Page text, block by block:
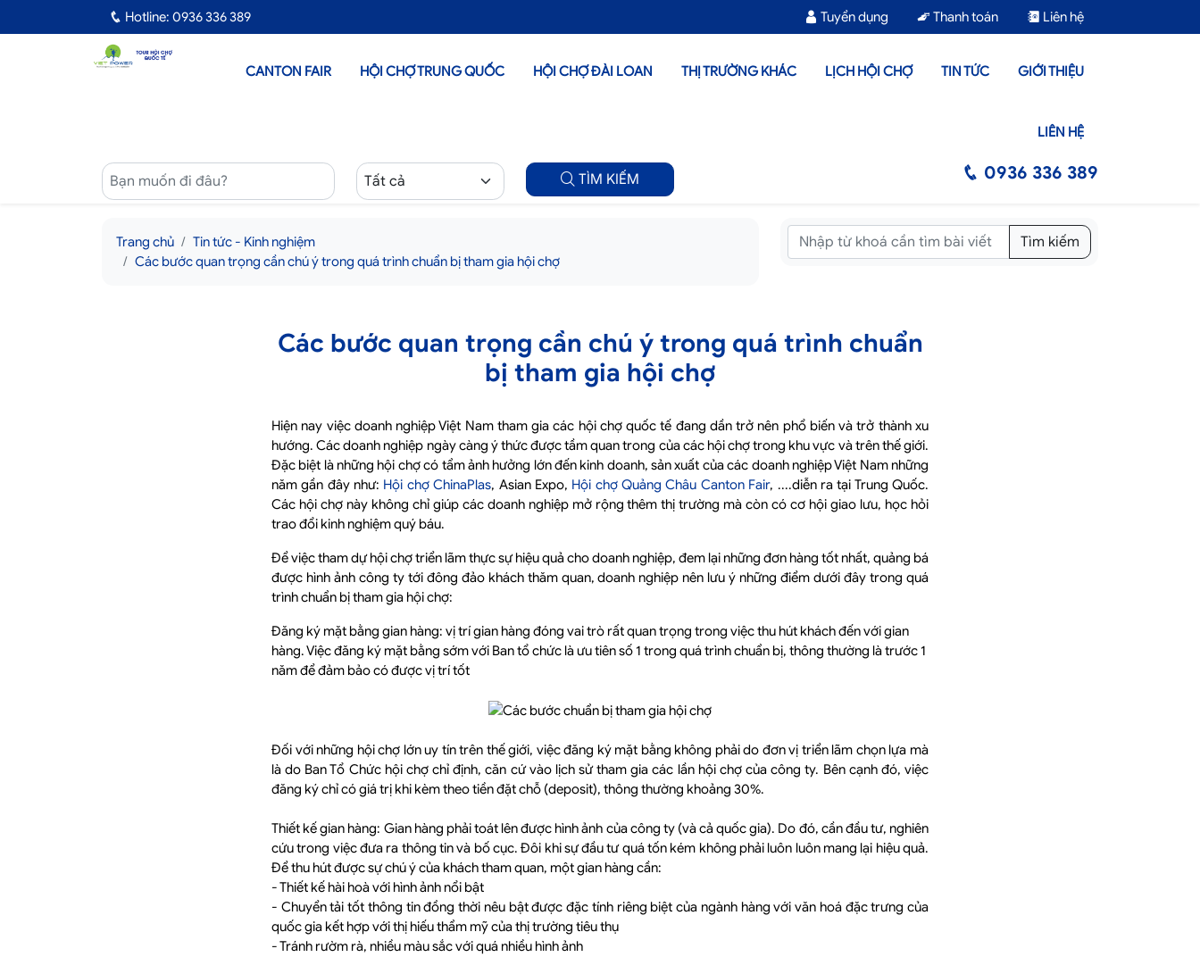
Hotline: 0936 336 389 Tuyển dụng Thanh toán Liên hệ
CANTON FAIR HỘI CHỢ TRUNG QUỐC HỘI CHỢ ĐÀI LOAN THỊ TRƯỜNG KHÁC LỊCH HỘI CHỢ TIN TỨC GIỚI THIỆU
LIÊN HỆ
TÌM KIẾM 0936 336 389
Trang chủ
Tin tức - Kinh nghiệm
Các bước quan trọng cần chú ý trong quá trình chuẩn bị tham gia hội chợ
Tìm kiếm
Các bước quan trọng cần chú ý trong quá trình chuẩn
bị tham gia hội chợ
Hiện nay việc doanh nghiệp Việt Nam tham gia các hội chợ quốc tế đang dần trở nên phổ biến và trở thành xu
hướng. Các doanh nghiệp ngày càng ý thức được tầm quan trong của các hội chợ trong khu vực và trên thế giới.
Đặc biệt là những hội chợ có tẩm ảnh hưởng lớn đến kinh doanh, sản xuất của các doanh nghiệp Việt Nam những
năm gần đây như: Hội chợ ChinaPlas, Asian Expo, Hội chợ Quảng Châu Canton Fair, ....diễn ra tại Trung Quốc.
Các hội chợ này không chỉ giúp các doanh nghiệp mở rộng thêm thị trường mà còn có cơ hội giao lưu, học hỏi
trao đổi kinh nghiệm quý báu.
Để việc tham dự hội chợ triển lãm thực sự hiệu quả cho doanh nghiệp, đem lại những đơn hàng tốt nhất, quảng bá
được hình ảnh công ty tới đông đảo khách thăm quan, doanh nghiệp nên lưu ý những điểm dưới đây trong quá
trình chuẩn bị tham gia hội chợ:
Đăng ký mặt bằng gian hàng: vị trí gian hàng đóng vai trò rất quan trọng trong việc thu hút khách đến với gian
hàng. Việc đăng ký mặt bằng sớm với Ban tổ chức là ưu tiên số 1 trong quá trình chuẩn bị, thông thường là trước 1
năm để đảm bảo có được vị trí tốt
Đối với những hội chợ lớn uy tín trên thế giới, việc đăng ký mặt bằng không phải do đơn vị triển lãm chọn lựa mà
là do Ban Tổ Chức hội chợ chỉ định, căn cứ vào lịch sử tham gia các lần hội chợ của công ty. Bên cạnh đó, việc
đăng ký chỉ có giá trị khi kèm theo tiền đặt chỗ (deposit), thông thường khoảng 30%.
Thiết kế gian hàng: Gian hàng phải toát lên được hình ảnh của công ty (và cả quốc gia). Do đó, cần đầu tư, nghiên
cứu trong việc đưa ra thông tin và bố cục. Đôi khi sự đầu tư quá tốn kém không phải luôn luôn mang lại hiệu quả.
Để thu hút được sự chú ý của khách tham quan, một gian hàng cần:
- Thiết kế hài hoà với hình ảnh nổi bật
- Chuyển tải tốt thông tin đồng thời nêu bật được đặc tính riêng biệt của ngành hàng với văn hoá đặc trưng của
quốc gia kết hợp với thị hiếu thẩm mỹ của thị trường tiêu thụ
- Tránh rườm rà, nhiều màu sắc với quá nhiều hình ảnh